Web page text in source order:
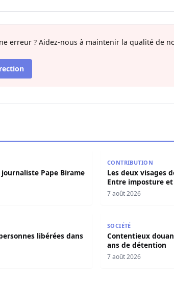
erreur ? Aidez-nous à maintenir la qualité de
Pape Birame
CONTRIBUTION
Les deux visages
Entre imposture
Moussa Seydi)
7 août 2026
libérées dans
SOCIÉTÉ
Contentieux
ans de détention
7 août 2026